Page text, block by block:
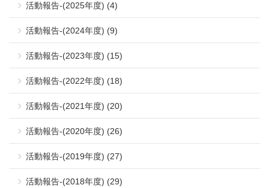
活動報告-(2025年度) (4)
活動報告-(2024年度) (9)
活動報告-(2023年度) (15)
活動報告-(2022年度) (18)
活動報告-(2021年度) (20)
活動報告-(2020年度) (26)
活動報告-(2019年度) (27)
活動報告-(2018年度) (29)